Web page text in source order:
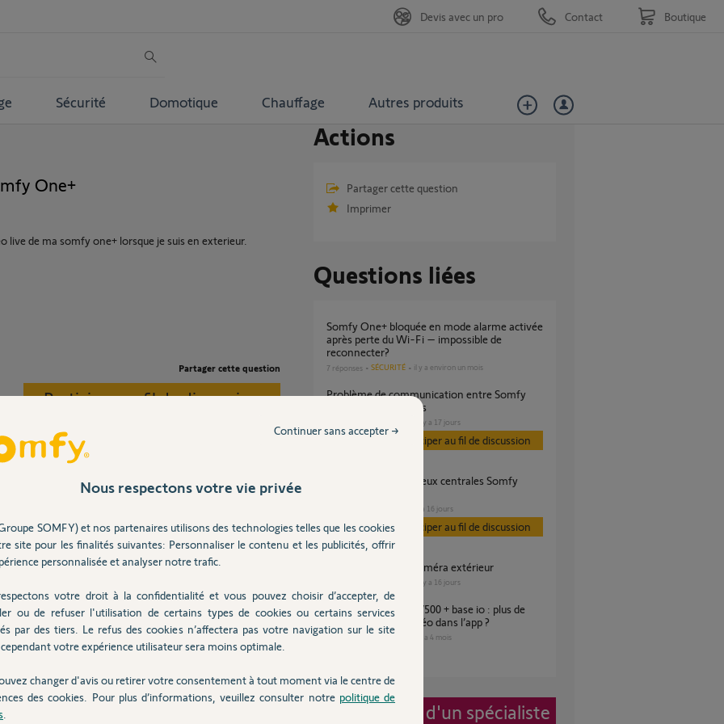
Sécurité Domotique Chauffage Autres produits
Devis avec un pro Contact Boutique
One+
live de ma somfy one+ lorsque je suis en exterieur.
Partager cette question
Participer au fil de discussion
sur votre Smartphone que l'utilisation
du forfait Data.
Posez votre question
Actions
Partager cette question
Imprimer
Questions liées
Somfy One+ bloquée en mode alarme activée
après perte du Wi-Fi – impossible de
reconnecter?
7 réponses SÉCURITÉ il y a environ un mois
Problème de communication entre Somfy
one plus et intellitags
il y a 17 jours
Participer au fil de discussion
il y a 16 jours
Participer au fil de discussion
Ni somfy one + ni caméra extérieur
il y a 16 jours
Visiophone Somfy V500 + base io : plus de
vignettes photo/vidéo dans l’app ?
PORTAIL il y a 4 mois
Intervention d'un spécialiste
Nous respectons votre vie privée
SOMFY) et nos partenaires utilisons des technologies telles que les cookies
site pour les finalités suivantes: Personnaliser le contenu et les publicités, offrir
personnalisée et analyser notre trafic.
votre droit à la confidentialité et vous pouvez choisir d’accepter, de
ou de refuser l'utilisation de certains types de cookies ou certains services
par des tiers. Le refus des cookies n’affectera pas votre navigation sur le site
votre expérience utilisateur sera moins optimale.
changer d'avis ou retirer votre consentement à tout moment via le centre de
des cookies. Pour plus d’informations, veuillez consulter notre politique de
Continuer sans accepter →